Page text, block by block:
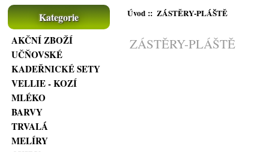
Kategorie
AKČNÍ ZBOŽÍ
UČŇOVSKÉ
KADEŘNICKÉ SETY
VELLIE - KOZÍ
MLÉKO
BARVY
TRVALÁ
MELÍRY
Úvod:: ZÁSTĚRY-PLÁŠTĚ
ZÁSTĚRY-PLÁŠTĚ